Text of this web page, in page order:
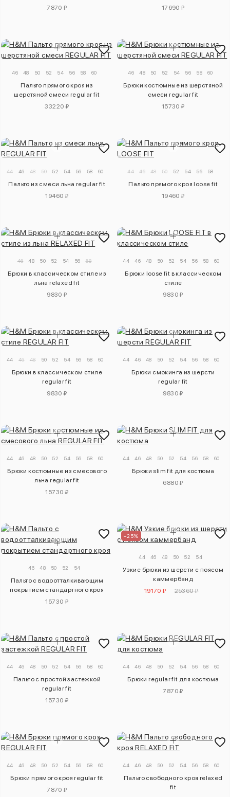
7870 ₽
17690 ₽
46 48 50 52 54 56 58 60
Пальто прямого кроя из
шерстяной смеси regular fit
33220 ₽
46 48 50 52 54 56 58 60
Брюки костюмные из шерстяной
смеси regular fit
15730 ₽
44 46 48 50 52 54 56 58 60
Пальто из смеси льна regular fit
19460 ₽
44 46 48 50 52 54 56 58
Пальто прямого кроя loose fit
19460 ₽
46 48 50 52 54 56 58
Брюки в классическом стиле из
льна relaxed fit
9830 ₽
44 46 48 50 52 54 56 58 60
Брюки loose fit в классическом
стиле
9830 ₽
44 46 48 50 52 54 56 58 60
Брюки в классическом стиле
regular fit
9830 ₽
44 46 48 50 52 54 56 58 60
Брюки смокинга из шерсти
regular fit
9830 ₽
44 46 48 50 52 54 56 58 60
Брюки костюмные из смесового
льна regular fit
15730 ₽
44 46 48 50 52 54 56 58 60
Брюки slim fit для костюма
6880 ₽
46 48 50 52 54
Пальто с водоотталкивающим
покрытием стандартного кроя
15730 ₽
–25%
44 46 48 50 52 54
Узкие брюки из шерсти с поясом
каммербанд
19170 ₽
25360 ₽
44 46 48 50 52 54 56 58 60
Пальто с простой застежкой
regular fit
15730 ₽
44 46 48 50 52 54 56 58 60
Брюки regular fit для костюма
7870 ₽
44 46 48 50 52 54 56 58 60
Брюки прямого кроя regular fit
7870 ₽
44 46 48 50 52 54 56 58 60
Пальто свободного кроя relaxed
fit